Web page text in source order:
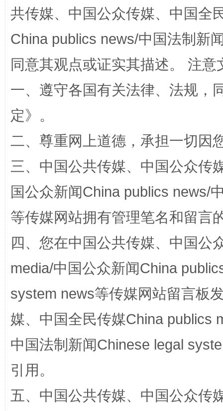
漫山遍野的桃花与雪山、麦地、白藏房
共传媒、中国公众传媒、中国全
China publics news/中国法制新
同意其观点或证实其描述。 注
一、遵守各国有关法律、法规，
定》。
二、尊重网上道德，承担一切因
三、中国公共传媒、中国公众传
国公众新闻China publics news/
等传媒网站拥有管理笔名和留言
四、您在中国公共传媒、中国公
media/中国公众新闻China
system news等传媒网站留言板
媒、中国全民传媒China publics
中国法制新闻Chinese legal
引用。
五、中国公共传媒、中国公众传